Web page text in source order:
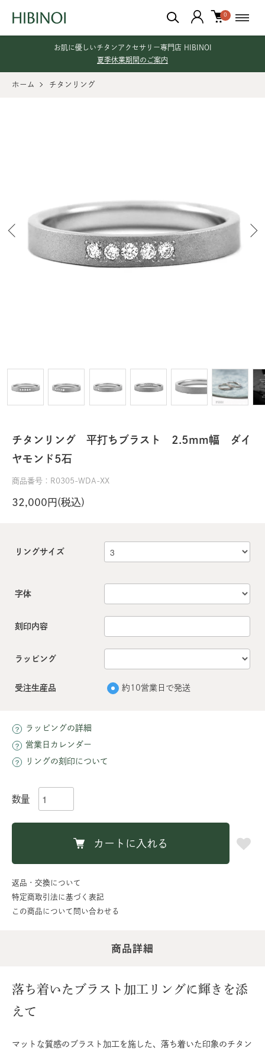
お肌に優しいチタンアクセサリー専門店 HIBINOI
夏季休業期間のご案内
0
ホーム チタンリング
チタンリング 平打ちブラスト 2.5mm幅 ダイ
ヤモンド5石
商品番号：R0305-WDA-XX
32,000円(税込)
リングサイズ
字体
刻印内容
ラッピング
受注生産品 約10営業日で発送
ラッピングの詳細
営業日カレンダー
リングの刻印について
数量
カートに入れる
返品・交換について
特定商取引法に基づく表記
この商品について問い合わせる
商品詳細
落ち着いたブラスト加工リングに輝きを添
えて
マットな質感のブラスト加工を施した、落ち着いた印象のチタン